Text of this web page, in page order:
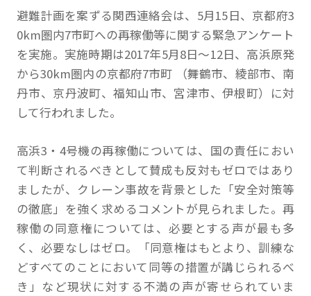
避難計画を案ずる関西連絡会は、5月15日、京都府3
0km圏内7市町への再稼働等に関する緊急アンケート
を実施。実施時期は2017年5月8日～12日、高浜原発
から30km圏内の京都府7市町 （舞鶴市、綾部市、南
丹市、京丹波町、福知山市、宮津市、伊根町）に対
して行われました。
高浜3・4号機の再稼働については、国の責任におい
て判断されるべきとして賛成も反対もゼロではあり
ましたが、クレーン事故を背景とした「安全対策等
の徹底」を強く求めるコメントが見られました。再
稼働の同意権については、必要とする声が最も多
く、必要なしはゼロ。「同意権はもとより、訓練な
どすべてのことにおいて同等の措置が講じられるべ
き」など現状に対する不満の声が寄せられていま